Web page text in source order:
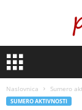
Naslovnica Sumero
SUMERO AKTIVNOSTI